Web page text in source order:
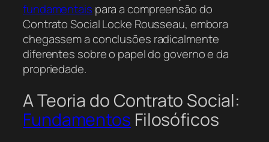
fundamentais para a compreensão do
Contrato Social Locke Rousseau, embora
chegassem a conclusões radicalmente
diferentes sobre o papel do governo e da
propriedade.
A Teoria do Contrato Social:
Fundamentos Filosóficos